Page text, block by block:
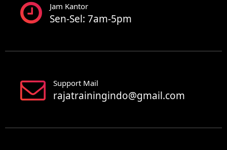
Jam Kantor
Sen-Sel: 7am-5pm
Support Mail
rajatrainingindo@gmail.com